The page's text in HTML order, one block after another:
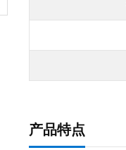
产品特点